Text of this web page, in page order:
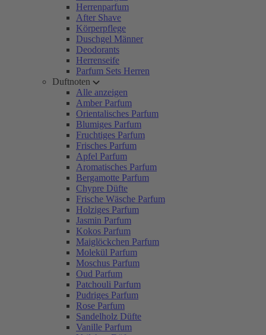
Herrenparfum
After Shave
Körperpflege
Duschgel Männer
Deodorants
Herrenseife
Parfum Sets Herren
Duftnoten
Alle anzeigen
Amber Parfum
Orientalisches Parfum
Blumiges Parfum
Fruchtiges Parfum
Frisches Parfum
Apfel Parfum
Aromatisches Parfum
Bergamotte Parfum
Chypre Düfte
Frische Wäsche Parfum
Holziges Parfum
Jasmin Parfum
Kokos Parfum
Maiglöckchen Parfum
Molekül Parfum
Moschus Parfum
Oud Parfum
Patchouli Parfum
Pudriges Parfum
Rose Parfum
Sandelholz Düfte
Vanille Parfum